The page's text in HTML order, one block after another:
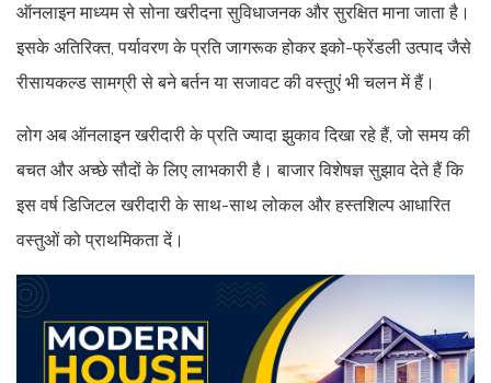
ऑनलाइन माध्यम से सोना खरीदना सुविधाजनक और सुरक्षित माना जाता है।
इसके अतिरिक्त, पर्यावरण के प्रति जागरूक होकर इको-फ्रेंडली उत्पाद जैसे
रीसायकल्ड सामग्री से बने बर्तन या सजावट की वस्तुएं भी चलन में हैं।
लोग अब ऑनलाइन खरीदारी के प्रति ज्यादा झुकाव दिखा रहे हैं, जो समय की
बचत और अच्छे सौदों के लिए लाभकारी है। बाजार विशेषज्ञ सुझाव देते हैं कि
इस वर्ष डिजिटल खरीदारी के साथ-साथ लोकल और हस्तशिल्प आधारित
वस्तुओं को प्राथमिकता दें।